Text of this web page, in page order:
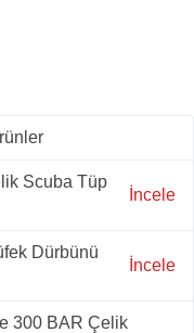
Scuba Tüp
İncele
Dürbünü
İncele
300 BAR Çelik